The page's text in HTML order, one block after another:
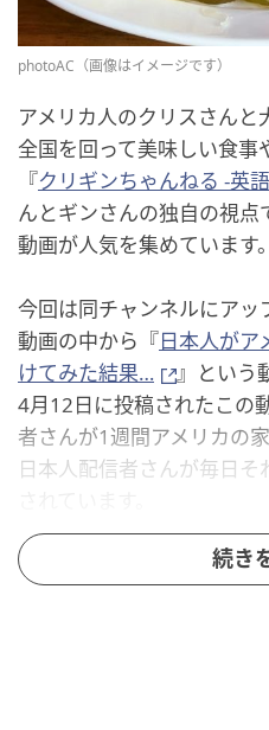
photoAC（画像はイメージです）
アメリカ人のクリスさん
全国を回って美味しい食事
『クリギンちゃんねる -英
んとギンさんの独自の視
動画が人気を集めています。
今回は同チャンネルにア
動画の中から『日本人がア
けてみた結果…
』という
4月12日に投稿されたこの
者さんが1週間アメリカの
日本人配信者さんが毎日
体重の変化とともに、ど
ょうか？
続き